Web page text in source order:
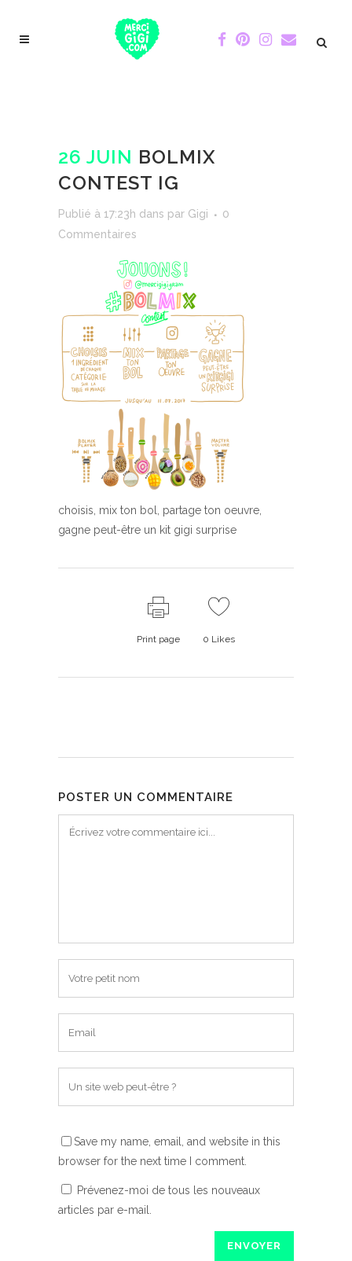
26 JUIN BOLMIX
CONTEST IG
Publié à 17:23h dans par Gigi
0
Commentaires
choisis, mix ton bol, partage ton oeuvre,
gagne peut-être un kit gigi surprise
Print page 0 Likes
POSTER UN COMMENTAIRE
Save my name, email, and website in this
browser for the next time I comment.
Prévenez-moi de tous les nouveaux
articles par e-mail.